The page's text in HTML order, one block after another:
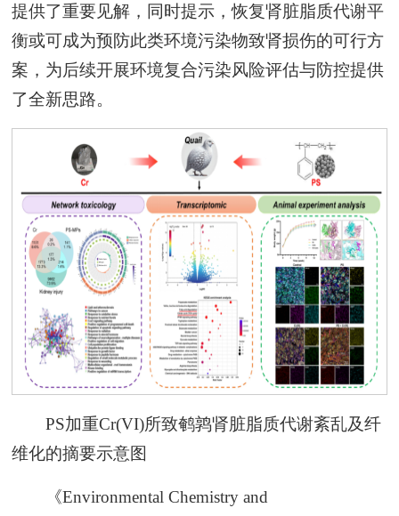
提供了重要见解，同时提示，恢复肾脏脂质代谢平
衡或可成为预防此类环境污染物致肾损伤的可行方
案，为后续开展环境复合污染风险评估与防控提供
了全新思路。
PS加重Cr(VI)所致鹌鹑肾脏脂质代谢紊乱及纤
维化的摘要示意图
《Environmental Chemistry and